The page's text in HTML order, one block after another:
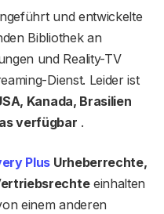
und entwickelte
Bibliothek an
und Reality-TV
Dienst. Leider ist
Kanada, Brasilien
verfügbar .
Plus Urheberrechte,
einhalten
einem anderen